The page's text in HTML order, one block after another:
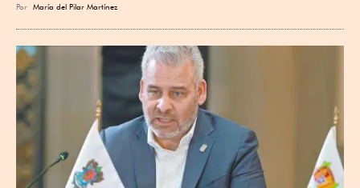
Por María del Pilar Martínez